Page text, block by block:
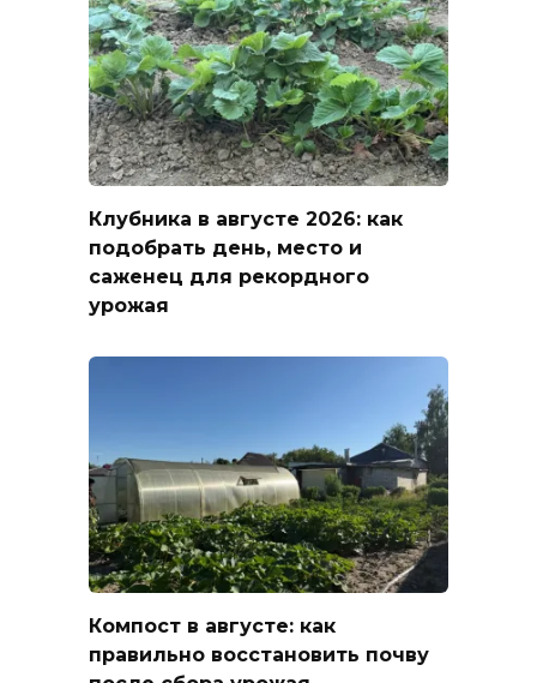
Клубника в августе 2026: как
подобрать день, место и
саженец для рекордного
урожая
Компост в августе: как
правильно восстановить почву